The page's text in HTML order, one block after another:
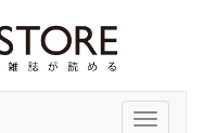
Toggle